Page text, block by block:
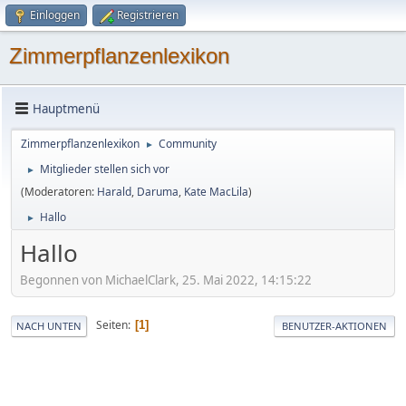
Einloggen Registrieren
Zimmerpflanzenlexikon
Hauptmenü
Zimmerpflanzenlexikon ► Community
►
Mitglieder stellen sich vor
(Moderatoren: Harald, Daruma, Kate MacLila)
► Hallo
Hallo
Begonnen von MichaelClark, 25. Mai 2022, 14:15:22
NACH UNTEN Seiten 1 BENUTZER-AKTIONEN